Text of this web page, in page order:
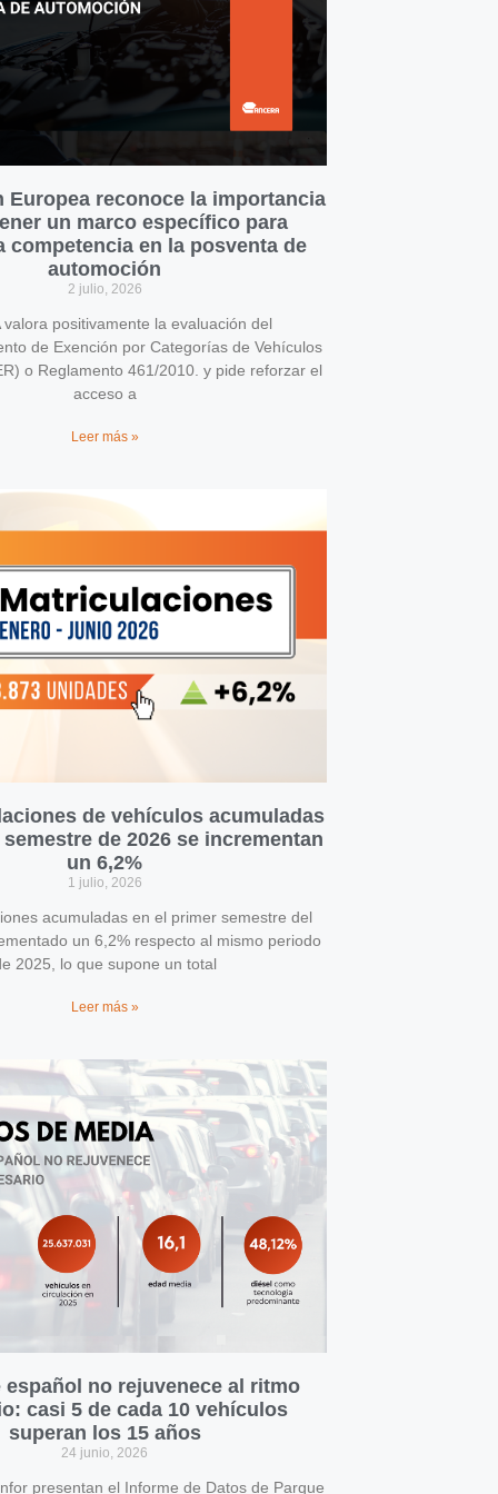
Europea reconoce la importancia
un marco específico para
competencia en la posventa de
automoción
2 julio, 2026
valora positivamente la evaluación del
de Exención por Categorías de Vehículos
o Reglamento 461/2010. y pide reforzar el
acceso a
Leer más »
de vehículos acumuladas
de 2026 se incrementan
un 6,2%
1 julio, 2026
acumuladas en el primer semestre del
un 6,2% respecto al mismo periodo
2025, lo que supone un total
Leer más »
español no rejuvenece al ritmo
casi 5 de cada 10 vehículos
superan los 15 años
24 junio, 2026
presentan el Informe de Datos de Parque